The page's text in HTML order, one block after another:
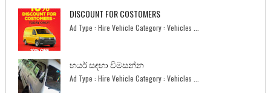
DISCOUNT FOR COSTOMERS
Ad Type : Hire Vehicle Category : Vehicles ...
හයර් සඳහා විමසන්න
Ad Type : Hire Vehicle Category : Vehicles ...